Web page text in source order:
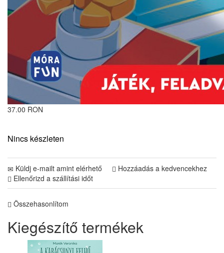
37.00 RON
Nincs készleten
Küldj e-mailt amint elérhető
Hozzáadás a kedvencekhez
Ellenőrizd a szállítási időt
Összehasonlítom
Kiegészítő termékek